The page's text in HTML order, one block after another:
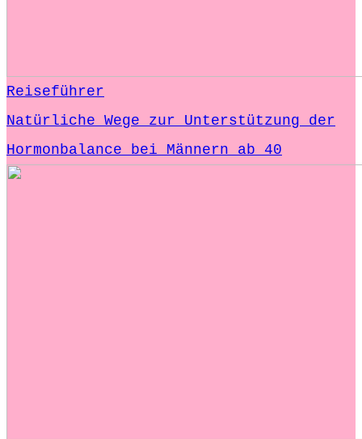
Reiseführer
Natürliche Wege zur Unterstützung der
Hormonbalance bei Männern ab 40